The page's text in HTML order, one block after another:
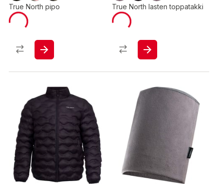
True North pipo True North lasten toppatakki